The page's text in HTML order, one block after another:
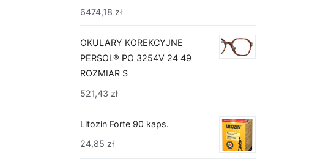
6474,18 zł
OKULARY KOREKCYJNE
PERSOL® PO 3254V 24 49
ROZMIAR S
521,43 zł
Litozin Forte 90 kaps.
24,85 zł